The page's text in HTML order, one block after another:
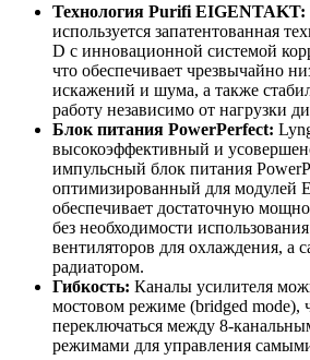
Технология Purifi EIGENTAKT:
используется запатентованная
D с инновационной системой
что обеспечивает чрезвычайно
искажений и шума, а также
работу независимо от нагрузки
Блок питания PowerPerfect:
высокоэффективный и
импульсный блок питания
оптимизированный для модулей
обеспечивает достаточную
без необходимости
вентиляторов для охлаждения, а
радиатором.
Гибкость: Каналы усилителя
мостовом режиме (bridged mode),
переключаться между 8-
режимами для управления